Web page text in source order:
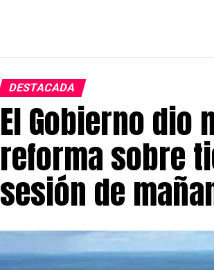
DESTACADA
El Gobierno dio
reforma sobre
sesión de